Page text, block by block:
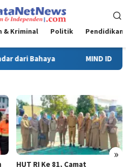
& Kriminal Politik Pendidikan
Penuh Bagi PT Vale di
»
HUT RI Ke 81, Camat